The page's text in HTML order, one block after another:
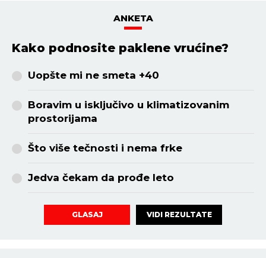
ANKETA
Kako podnosite paklene vrućine?
Uopšte mi ne smeta +40
Boravim u isključivo u klimatizovanim
prostorijama
Što više tečnosti i nema frke
Jedva čekam da prođe leto
GLASAJ VIDI REZULTATE